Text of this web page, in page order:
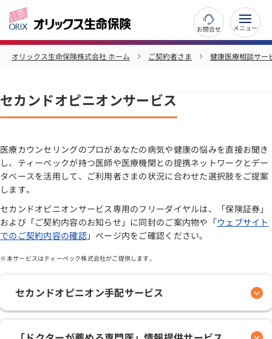
お問合せ
オリックス生命保険株式会社 ホーム ご契約者さま 健康医療相談サー
セカンドオピニオンサービス
医療カウンセリングのプロがあなたの病気や健康の悩みを直接お聞き
し、ティーペックが持つ医師や医療機関との提携ネットワークとデー
タベースを活用して、ご利用者さまの状況に合わせた選択肢をご提案
します。
セカンドオピニオンサービス専用のフリーダイヤルは、「保険証券」
および「ご契約内容のお知らせ」に同封のご案内物や「ウェブサイト
でのご契約内容の確認」ページ内をご確認ください。
本サービスはティーペック株式会社がご提供します。
セカンドオピニオン手配サービス